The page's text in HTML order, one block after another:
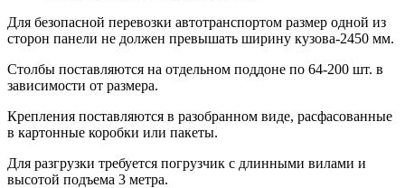
Для безопасной перевозки автотранспортом размер одной из
сторон панели не должен превышать ширину кузова-2450 мм.
Столбы поставляются на отдельном поддоне по 64-200 шт. в
зависимости от размера.
Крепления поставляются в разобранном виде, расфасованные
в картонные коробки или пакеты.
Для разгрузки требуется погрузчик с длинными вилами и
высотой подъема 3 метра.